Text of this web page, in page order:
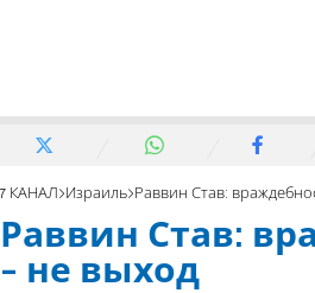
7 КАНАЛ Израиль Раввин Став:
Раввин Став:
- не выход